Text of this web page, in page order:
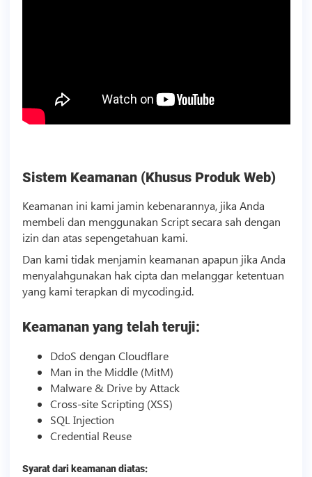
Sistem Keamanan (Khusus Produk Web)
Keamanan ini kami jamin kebenarannya, jika Anda
membeli dan menggunakan Scriptsecara sah dengan
izin dan atas sepengetahuan kami.
Dan kami tidak menjamin keamanan apapun jika Anda
menyalahgunakan hak cipta dan melanggar ketentuan
yang kami terapkan di mycoding.id.
Keamanan yang telah teruji:
DdoS dengan Cloudflare
Man in the Middle (MitM)
Malware & Drive by Attack
Cross-site Scripting (XSS)
SQL Injection
Credential Reuse
Syarat dari keamanan diatas: